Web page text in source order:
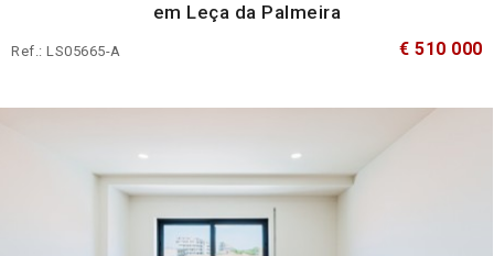
em Leça da Palmeira
Ref.: LS05665-A € 510 000